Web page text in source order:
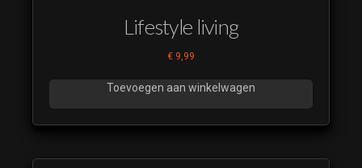
Lifestyle living
€ 9,99
Toevoegen aan winkelwagen